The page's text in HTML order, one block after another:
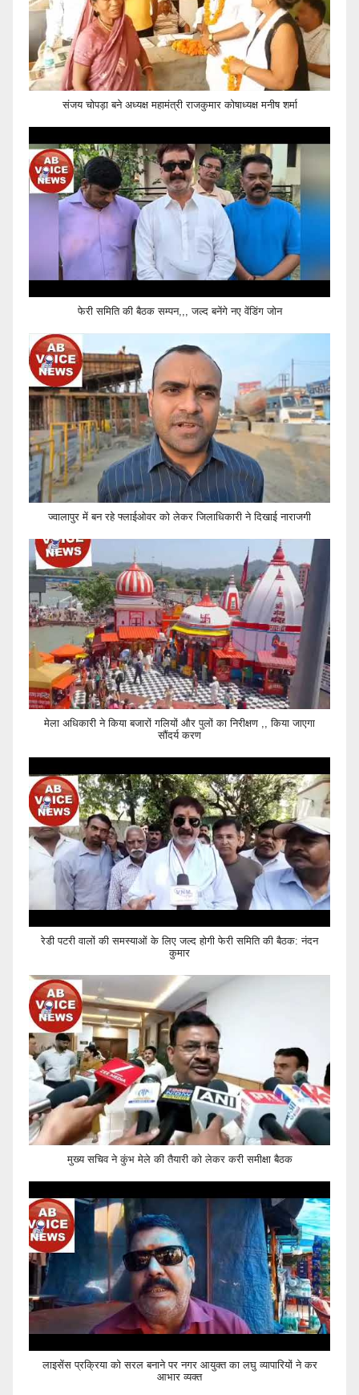
संजय चोपड़ा बने अध्यक्ष महामंत्री राजकुमार कोषाध्यक्ष मनीष शर्मा
फेरी समिति की बैठक सम्पन,,, जल्द बनेंगे नए वेंडिंग जोन
ज्वालापुर में बन रहे फ्लाईओवर को लेकर जिलाधिकारी ने दिखाई नाराजगी
मेला अधिकारी ने किया बजारों गलियों और पुलों का निरीक्षण ,, किया जाएगा
सौंदर्य करण
रेडी पटरी वालों की समस्याओं के लिए जल्द होगी फेरी समिति की बैठक: नंदन
कुमार
मुख्य सचिव ने कुंभ मेले की तैयारी को लेकर करी समीक्षा बैठक
लाइसेंस प्रक्रिया को सरल बनाने पर नगर आयुक्त का लघु व्यापारियों ने कर
आभार व्यक्त